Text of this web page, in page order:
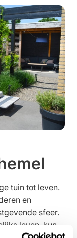
tuin tot leven.
en
sfeer.
leven, kun